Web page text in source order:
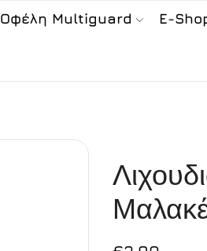
Οφέλη Multiguard E-